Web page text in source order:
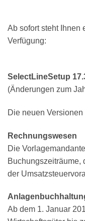
Ab sofort steht Ihnen
Verfügung:
SelectLineSetup
(Änderungen zum
Die neuen
Rechnungswesen
Die
Buchungszeiträume,
der
Ab dem 1. Januar